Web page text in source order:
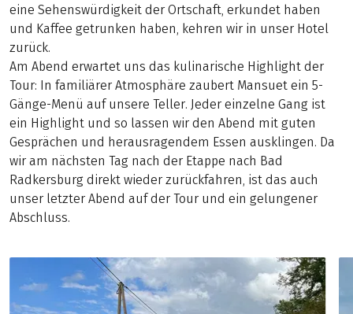
eine Sehenswürdigkeit der Ortschaft, erkundet haben
und Kaffee getrunken haben, kehren wir in unser Hotel
zurück.
Am Abend erwartet uns das kulinarische Highlight der
Tour: In familiärer Atmosphäre zaubert Mansuet ein 5-
Gänge-Menü auf unsere Teller. Jeder einzelne Gang ist
ein Highlight und so lassen wir den Abend mit guten
Gesprächen und herausragendem Essen ausklingen. Da
wir am nächsten Tag nach der Etappe nach Bad
Radkersburg direkt wieder zurückfahren, ist das auch
unser letzter Abend auf der Tour und ein gelungener
Abschluss.